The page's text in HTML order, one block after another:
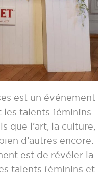
est un événement
les talents féminins
que l’art, la culture,
d’autres encore.
est de révéler la
talents féminins et